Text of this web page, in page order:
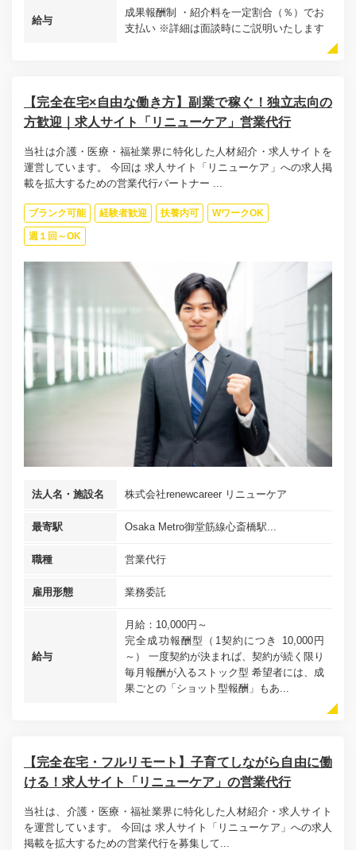
給与
成果報酬制 ・紹介料を一定割合（％）でお
支払い ※詳細は面談時にご説明いたします
【完全在宅×自由な働き方】副業で稼ぐ！独立志向の
方歓迎｜求人サイト「リニューケア」営業代行
当社は介護・医療・福祉業界に特化した人材紹介・求人サイトを
運営しています。 今回は 求人サイト「リニューケア」への求人掲
載を拡大するための営業代行パートナー ...
ブランク可能 経験者歓迎 扶養内可 WワークOK
週１回～OK
法人名・施設名 株式会社renewcareer リニューケア
最寄駅 Osaka Metro御堂筋線心斎橋駅...
職種 営業代行
雇用形態 業務委託
給与
月給：10,000円～
完全成功報酬型（1契約につき 10,000円
～） 一度契約が決まれば、契約が続く限り
毎月報酬が入るストック型 希望者には、成
果ごとの「ショット型報酬」もあ...
【完全在宅・フルリモート】子育てしながら自由に働
ける！求人サイト「リニューケア」の営業代行
当社は、介護・医療・福祉業界に特化した人材紹介・求人サイト
を運営しています。 今回は 求人サイト「リニューケア」への求人
掲載を拡大するための営業代行を募集して...